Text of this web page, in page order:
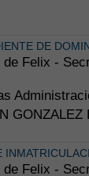
DE
de Felix -
GONZALEZ
de Felix -